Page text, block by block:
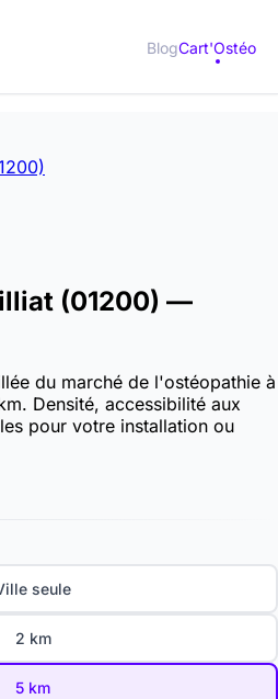
BlogCart'Ostéo
(01200) —
du marché de l'ostéopathie à
Densité, accessibilité aux
pour votre installation ou
seule
2 km
5 km